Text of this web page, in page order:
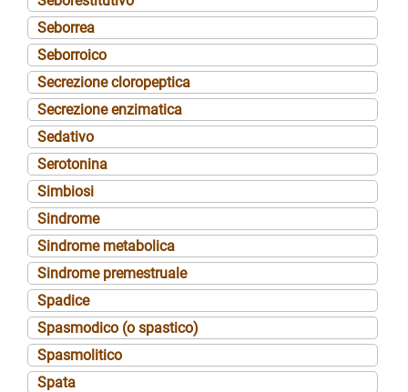
Seborrea
Seborroico
Secrezione cloropeptica
Secrezione enzimatica
Sedativo
Serotonina
Simbiosi
Sindrome
Sindrome metabolica
Sindrome premestruale
Spadice
Spasmodico (o spastico)
Spasmolitico
Spata